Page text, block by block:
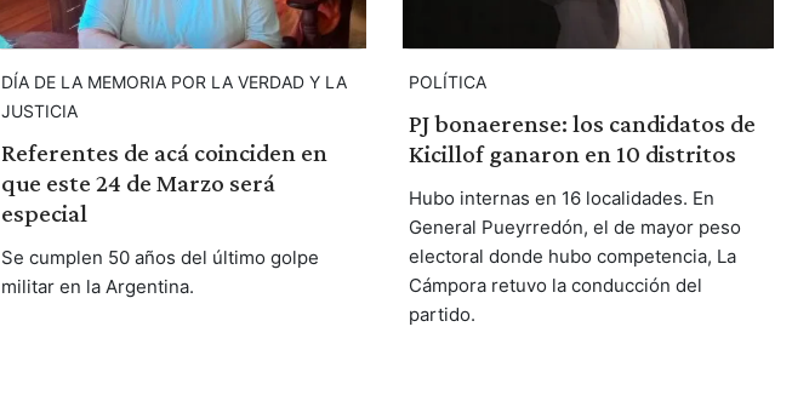
DÍA DE LA MEMORIA POR LA VERDAD Y LA
JUSTICIA
Referentes de acá coinciden en
que este 24 de Marzo será
especial
Se cumplen 50 años del último golpe
militar en la Argentina.
POLÍTICA
PJ bonaerense: los candidatos de
Kicillof ganaron en 10 distritos
Hubo internas en 16 localidades. En
General Pueyrredón, el de mayor peso
electoral donde hubo competencia, La
Cámpora retuvo la conducción del
partido.